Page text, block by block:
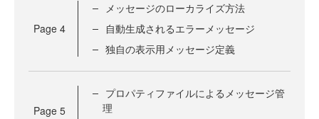
Page 4
メッセージのローカライズ方法
自動生成されるエラーメッセージ
独自の表示用メッセージ定義
Page 5
プロパティファイルによるメッセージ管
理